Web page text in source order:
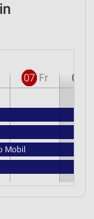
07 Fr 08
Mobil